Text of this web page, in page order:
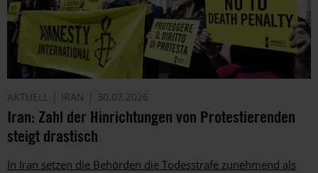
AKTUELL IRAN 30.07.2026
Iran: Zahl der Hinrichtungen von Protestierenden
steigt drastisch
In Iran setzen die Behörden die Todesstrafe zunehmend als